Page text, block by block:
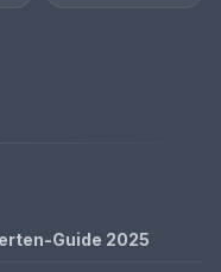
Guide 2025